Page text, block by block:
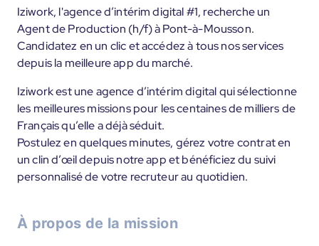
Iziwork, l'agence d’intérim digital #1, recherche un
Agent de Production (h/f) à Pont-à-Mousson.
Candidatez en un clic et accédez à tous nos services
depuis la meilleure app du marché.
Iziwork est une agence d’intérim digital qui sélectionne
les meilleures missions pour les centaines de milliers de
Français qu’elle a déjà séduit.
Postulez en quelques minutes, gérez votre contrat en
un clin d’œil depuis notre app et bénéficiez du suivi
personnalisé de votre recruteur au quotidien.
À propos de la mission